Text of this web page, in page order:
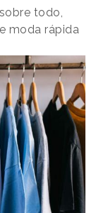
todo,
moda rápida